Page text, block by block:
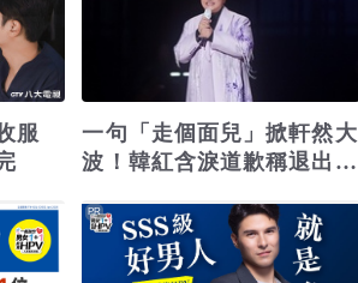
服
一句「走個面兒」掀軒然大
波！韓紅含淚道歉稱退出公
線義診
PR